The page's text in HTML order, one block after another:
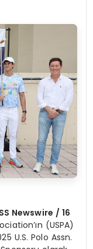
Newswire / 16
(USPA)
U.S. Polo Assn.